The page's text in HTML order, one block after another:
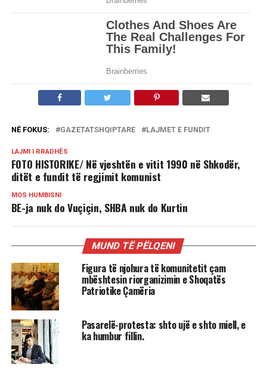
NË FOKUS: GAZETATSHQIPTARE LAJMET E FUNDIT
LAJMI I RRADHËS
FOTO HISTORIKE/ Në vjeshtën e vitit 1990 në Shkodër,
ditët e fundit të regjimit komunist
MOS HUMBISNI
BE-ja nuk do Vuçiçin, SHBA nuk do Kurtin
MUND TË PËLQENI
Figura të njohura të komunitetit çam
mbështesin riorganizimin e Shoqatës
Patriotike Çamëria
Pasarelë-protesta: shto ujë e shto miell, e
ka humbur fillin.